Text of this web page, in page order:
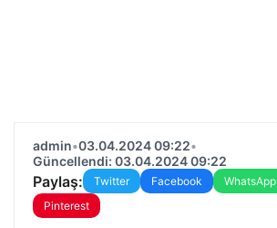
admin•03.04.2024 09:22•
Güncellendi: 03.04.2024 09:22
Paylaş: Twitter Facebook WhatsApp
Pinterest